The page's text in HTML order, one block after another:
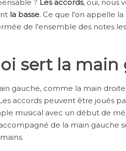
? Les accords, oui, nous
la basse. Ce que l'on appelle
de l'ensemble des notes
sert la main
gauche, comme la main
accords peuvent être joués
musical avec un début de
de la main gauche